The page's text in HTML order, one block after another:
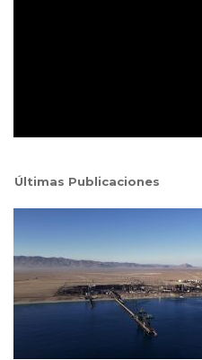
Últimas Publicaciones